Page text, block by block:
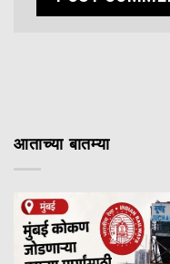
आताच्या बातम्या